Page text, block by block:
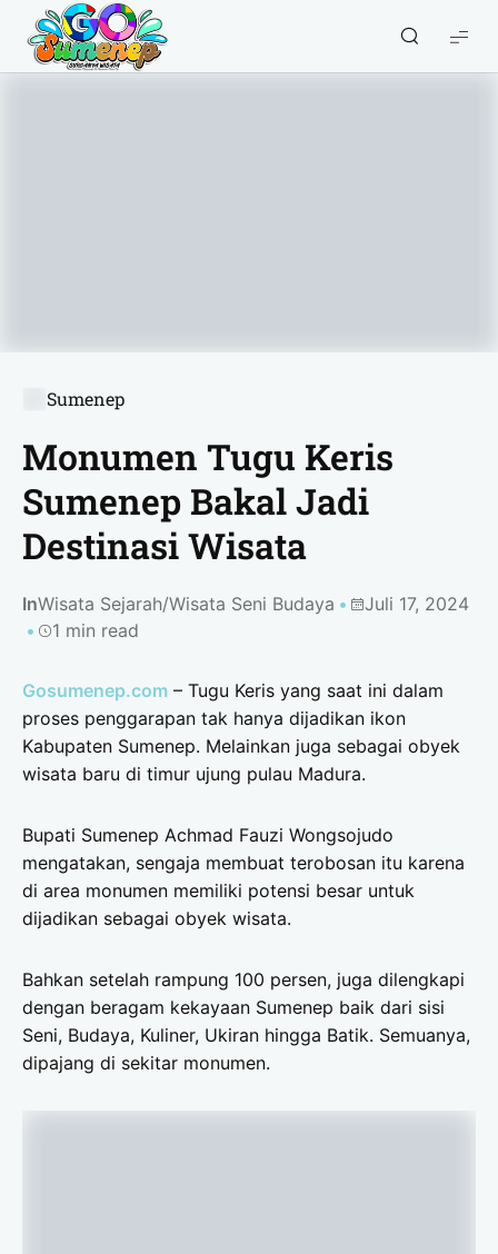
GO
Sumenep
Sumenep
Monumen Tugu Keris
Sumenep Bakal Jadi
Destinasi Wisata
InWisata Sejarah/Wisata Seni Budaya
Juli 17, 2024
1 min read
Gosumenep.com – Tugu Keris yang saat ini dalam
proses penggarapan tak hanya dijadikan ikon
Kabupaten Sumenep. Melainkan juga sebagai obyek
wisata baru di timur ujung pulau Madura.
Bupati Sumenep Achmad Fauzi Wongsojudo
mengatakan, sengaja membuat terobosan itu karena
di area monumen memiliki potensi besar untuk
dijadikan sebagai obyek wisata.
Bahkan setelah rampung 100 persen, juga dilengkapi
dengan beragam kekayaan Sumenep baik dari sisi
Seni, Budaya, Kuliner, Ukiran hingga Batik. Semuanya,
dipajang di sekitar monumen.